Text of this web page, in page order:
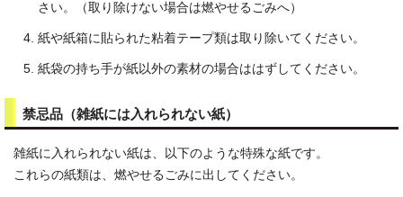
さい。（取り除けない場合は燃やせるごみへ）
紙や紙箱に貼られた粘着テープ類は取り除いてください。
紙袋の持ち手が紙以外の素材の場合ははずしてください。
禁忌品（雑紙には入れられない紙）
雑紙に入れられない紙は、以下のような特殊な紙です。
これらの紙類は、燃やせるごみに出してください。